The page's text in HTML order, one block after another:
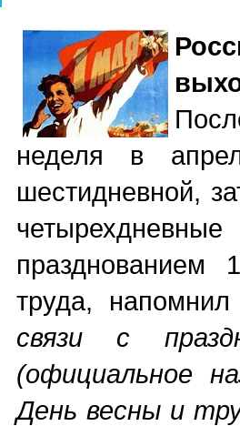
неделя в
шестидневной,
труда,
связи с
(официальное
День весны и